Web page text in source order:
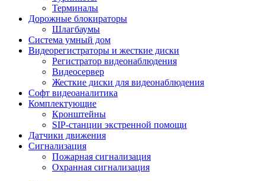
Терминалы
Дорожные блокираторы
Шлагбаумы
Cистема умный дом
Видеорегистраторы и жесткие диски
Регистратор видеонаблюдения
Видеосервер
Жесткие диски для видеонаблюдения
Софт видеоаналитика
Комплектующие
Кронштейны
SIP-станции экстренной помощи
Датчики движения
Сигнализация
Пожарная сигнализация
Охранная сигнализация